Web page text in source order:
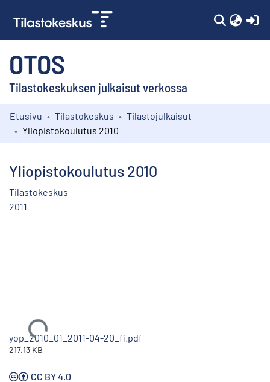
OTOS
Tilastokeskuksen julkaisut verkossa
Kokoelmat
Etusivu Tilastokeskus
Tilastojulkaisut
Yliopistokoulutus 2010
Yliopistokoulutus 2010
Tilastokeskus
2011
Ladataan...
yop_2010_01_2011-04-20_fi.pdf
217.13 KB
CC BY 4.0